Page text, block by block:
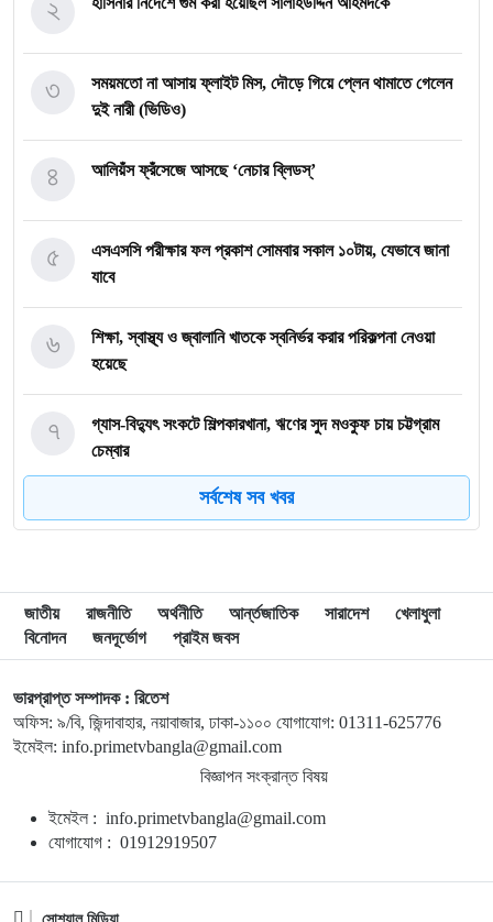
২
সময়মতো না আসায় ফ্লাইট মিস, দৌড়ে গিয়ে প্লেন থামাতে গেলেন
দুই নারী (ভিডিও)
৩
আলিয়ঁস ফ্রঁসেজে আসছে ‘নেচার ব্লিডস্’
৪
এসএসসি পরীক্ষার ফল প্রকাশ সোমবার সকাল ১০টায়, যেভাবে জানা
যাবে
৫
শিক্ষা, স্বাস্থ্য ও জ্বালানি খাতকে স্বনির্ভর করার পরিকল্পনা নেওয়া
হয়েছে
৬
গ্যাস-বিদ্যুৎ সংকটে শিল্পকারখানা, ঋণের সুদ মওকুফ চায় চট্টগ্রাম
চেম্বার
৭
৮
২০৩০ বিশ্বকাপে ব্রাজিলের ভাগ্য বদলে দিতে পারেন এই ১০ তরুণ
৯
রাষ্ট্রপতি
১০
ইরান যুদ্ধ থেকে বের হওয়ার পথ খুঁজছেন ট্রাম্পের শীর্ষ জেনারেল,
সীমিত হয়ে পড়েছে সামরিক বিকল্প
দেশে স্বর্ণের দামে বড় লাফ
১২
সর্বশেষ সব খবর
জাতীয় রাজনীতি অর্থনীতি আর্ন্তজাতিক সারাদেশ
খেলাধুলা
বিনোদন
জনদূর্ভোগ প্রাইম জবস
ভারপ্রাপ্ত সম্পাদক : রিতেশ
অফিস: ৯/বি, জিন্দাবাহার, নয়াবাজার, ঢাকা-১১০০ যোগাযোগ: 01311-625776
ইমেইল: info.primetvbangla@gmail.com
বিজ্ঞাপন সংক্রান্ত বিষয়
ইমেইল : info.primetvbangla@gmail.com
যোগাযোগ : 01912919507